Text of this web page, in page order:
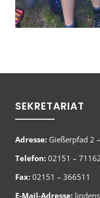
SEKRETARIAT
Adresse: Gießerpfad 2
Telefon: 02151 –
Fax: 02151 – 366511
E-Mail-Adresse: